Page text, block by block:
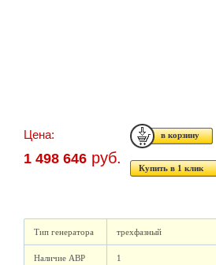
Цена:
1 498 646 руб.
Купить в 1 клик
Тип генератора трехфазный
Наличие АВР 1